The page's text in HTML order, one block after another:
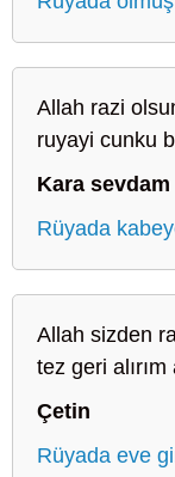
Allah razi
ruyayi cunku
Kara sevdam
Rüyada
Allah sizden
tez geri alırım
Çetin
Rüyada eve